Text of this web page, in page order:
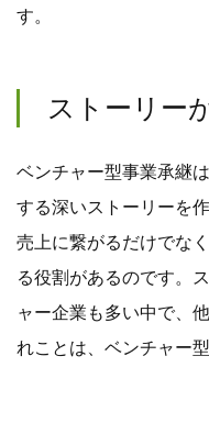
す。
ストーリー
ベンチャー型事業承継
する深いストーリーを
売上に繋がるだけでな
る役割があるのです。
ャー企業も多い中で、
れことは、ベンチャー